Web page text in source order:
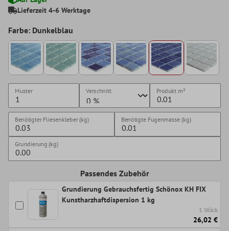
Lieferzeit 4-6 Werktage
Farbe: Dunkelblau
Muster Verschnitt Produkt m²
Benötigter Fliesenkleber (kg) Benötigte Fugenmasse (kg)
Grundierung (kg)
Passendes Zubehör
Grundierung Gebrauchsfertig Schönox KH FIX
Kunstharzhaftdispersion 1 kg
1 Stück
26,02 €